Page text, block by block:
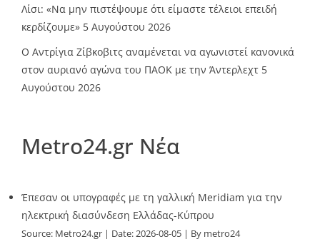
Λίσι: «Να μην πιστέψουμε ότι είμαστε τέλειοι επειδή
κερδίζουμε» 5 Αυγούστου 2026
Ο Αντρίγια Ζίβκοβιτς αναμένεται να αγωνιστεί κανονικά
στον αυριανό αγώνα του ΠΑΟΚ με την Άντερλεχτ 5
Αυγούστου 2026
Metro24.gr Νέα
Έπεσαν οι υπογραφές με τη γαλλική Meridiam για την
ηλεκτρική διασύνδεση Ελλάδας-Κύπρου
Source: Metro24.gr Date: 2026-08-05 By metro24